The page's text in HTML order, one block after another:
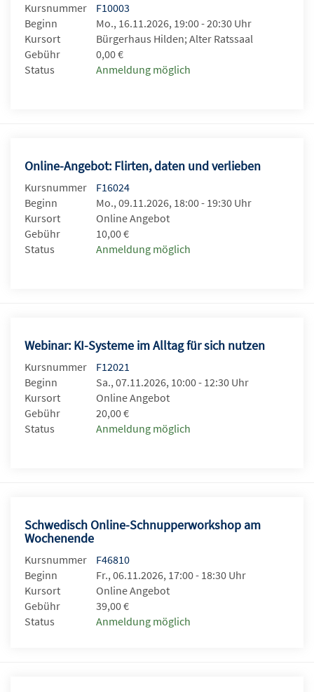
Kursnummer
F10003
Beginn
Mo., 16.11.2026, 19:00 - 20:30 Uhr
Kursort
Bürgerhaus Hilden; Alter Ratssaal
Gebühr
0,00 €
Status
Anmeldung möglich
Online-Angebot: Flirten, daten und verlieben
Kursnummer
F16024
Beginn
Mo., 09.11.2026, 18:00 - 19:30 Uhr
Kursort
Online Angebot
Gebühr
10,00 €
Status
Anmeldung möglich
Webinar: KI-Systeme im Alltag für sich nutzen
Kursnummer
F12021
Beginn
Sa., 07.11.2026, 10:00 - 12:30 Uhr
Kursort
Online Angebot
Gebühr
20,00 €
Status
Anmeldung möglich
Schwedisch Online-Schnupperworkshop am
Wochenende
Kursnummer
F46810
Beginn
Fr., 06.11.2026, 17:00 - 18:30 Uhr
Kursort
Online Angebot
Gebühr
39,00 €
Status
Anmeldung möglich